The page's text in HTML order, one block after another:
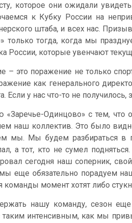
которое они ожидали
к Кубку России на
штаба, и всех нас.
только тогда, когда мы
России, которые увенчают
– это поражение не только
как генерального
Если у нас что-то не
«Заречье-Одинцово» с тем, что
наш коллектив. Это было
мы. Мы будем разбираться в
а тот, кто не сумел
сегодня наш соперник,
еще обязательно порадуем
момент хотят либо
нашу команду, сезон
интенсивным, как мы